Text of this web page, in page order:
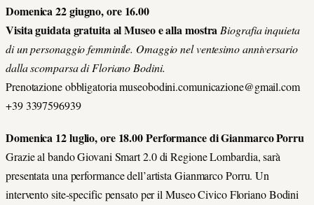
Domenica 22 giugno, ore 16.00
Visita guidata gratuita al Museo e alla mostra Biografia inquieta
di un personaggio femminile. Omaggio nel ventesimo anniversario
dalla scomparsa di Floriano Bodini.
Prenotazione obbligatoria museobodini.comunicazione@gmail.com
+39 3397596939
Domenica 12 luglio, ore 18.00 Performance di Gianmarco Porru
Grazie al bando Giovani Smart 2.0 di Regione Lombardia, sarà
presentata una performance dell’artista Gianmarco Porru. Un
intervento site-specific pensato per il Museo Civico Floriano Bodini